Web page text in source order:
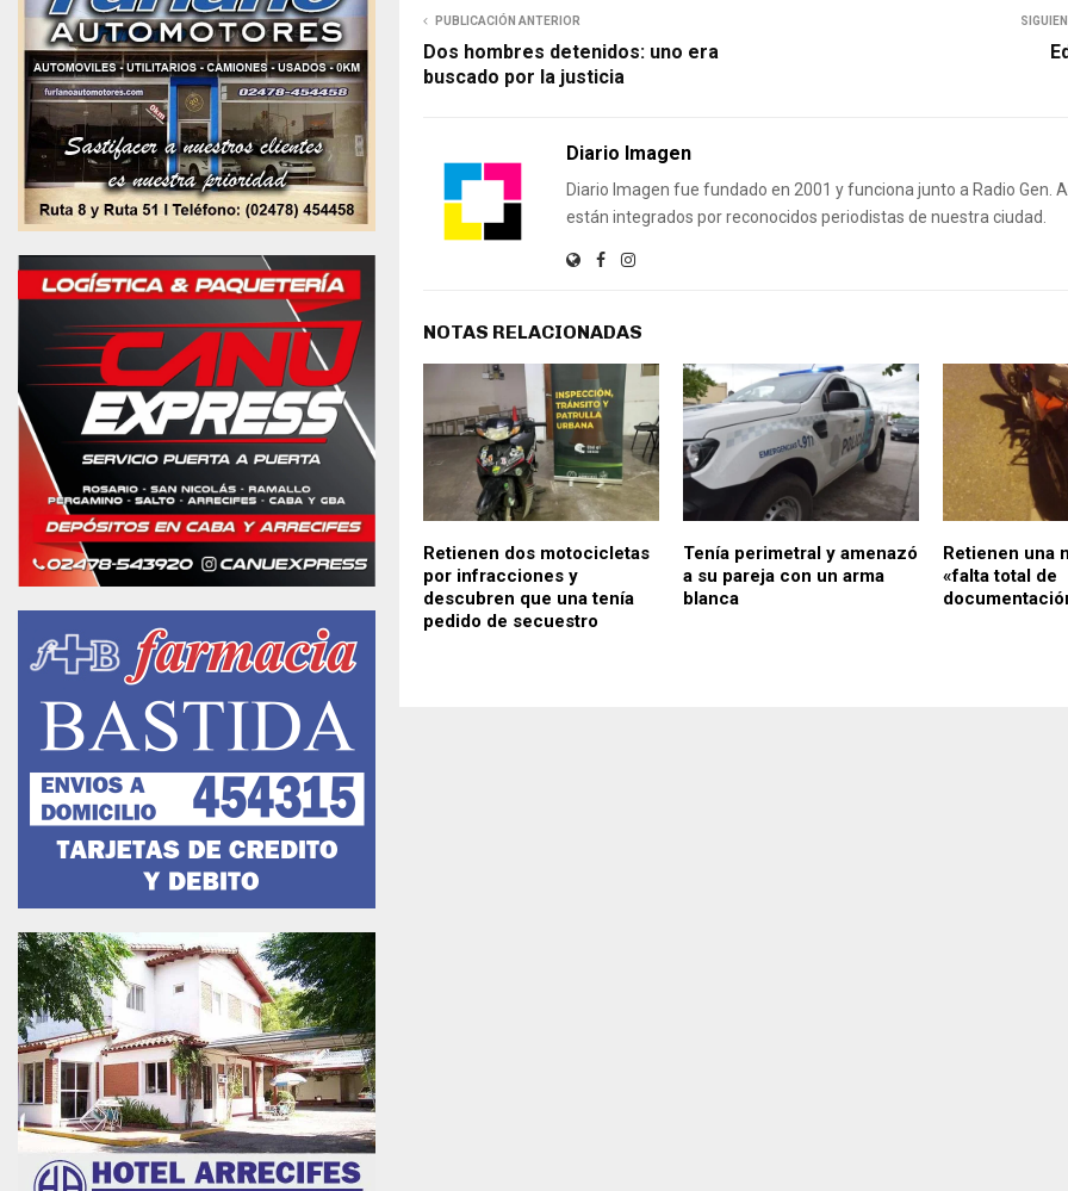
PUBLICACIÓN ANTERIOR
Dos hombres detenidos: uno era
buscado por la justicia
Diario Imagen
Diario Imagen fue fundado en 2001 y funciona junto a Radio Gen.
están integrados por reconocidos periodistas de nuestra ciudad.
NOTAS RELACIONADAS
Retienen dos motocicletas
por infracciones y
descubren que una tenía
pedido de secuestro
Tenía perimetral y amenazó
a su pareja con un arma
blanca
Retienen una
«falta total de